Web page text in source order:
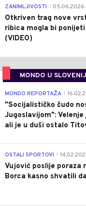
ZANIMLJIVOSTI 05.06.2026.
Otkriven trag nove
ribica mogla bi
(VIDEO)
MONDO U
MONDO REPORTAŽA
"Socijalističko čudo
Jugoslavijom": Velenje
ali je u duši ostalo
OSTALI SPORTOVI
Vujović poslije poraza
Borca kasno shvatili